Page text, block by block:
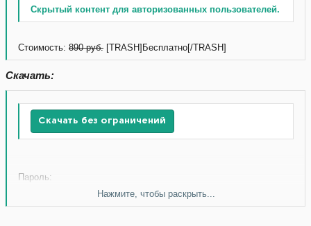
Скрытый контент для авторизованных пользователей.
Стоимость: 890 руб. [TRASH]Бесплатно[/TRASH]
Скачать:
Скачать без ограничений
Пароль:
Скачать без ограничений
Нажмите, чтобы раскрыть...